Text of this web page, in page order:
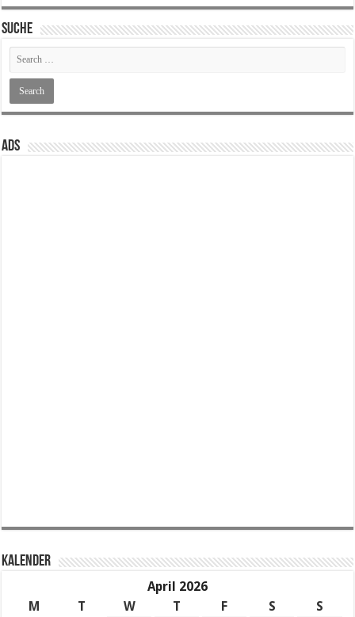
SUCHE
ADS
KALENDER
April 2026
M
T W T F S
S